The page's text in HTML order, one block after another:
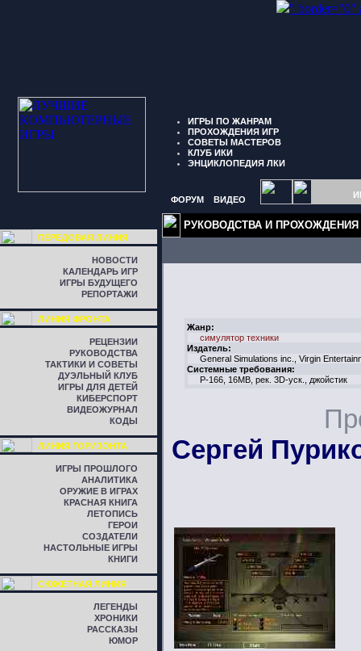
" border="0"
ИГРЫ ПО ЖАНРАМ
ПРОХОЖДЕНИЯ ИГР
СОВЕТЫ МАСТЕРОВ
КЛУБ ИКИ
ЭНЦИКЛОПЕДИЯ ЛКИ
ФОРУМ ВИДЕО
ПЕРЕДОВАЯ ЛИНИЯ
НОВОСТИ
КАЛЕНДАРЬ ИГР
ИГРЫ БУДУЩЕГО
РЕПОРТАЖИ
ЛИНИЯ ФРОНТА
РЕЦЕНЗИИ
РУКОВОДСТВА
ТАКТИКИ И СОВЕТЫ
ДУЭЛЬНЫЙ КЛУБ
ИГРЫ ДЛЯ ДЕТЕЙ
КИБЕРСПОРТ
ВИДЕОЖУРНАЛ
КОДЫ
ЛИНИЯ ГОРИЗОНТА
ИГРЫ ПРОШЛОГО
АНАЛИТИКА
ОРУЖИЕ В ИГРАХ
КРАСНАЯ КНИГА
ЛЕТОПИСЬ
ГЕРОИ
СОЗДАТЕЛИ
НАСТОЛЬНЫЕ ИГРЫ
КНИГИ
СЮЖЕТНАЯ ЛИНИЯ
ЛЕГЕНДЫ
ХРОНИКИ
РАССКАЗЫ
ЮМОР
РУКОВОДСТВА И ПРОХОЖДЕНИЯ
Жанр:
симулятор техники
Издатель:
General Simulations inc., Virgin
Системные требования:
P-166, 16MB, рек. 3D-уск., джойстик
Сергей